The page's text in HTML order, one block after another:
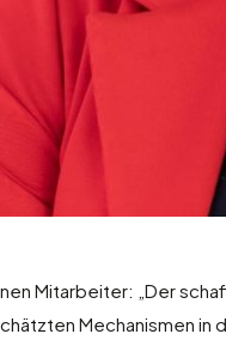
Mitarbeiter: „Der
Mechanismen in